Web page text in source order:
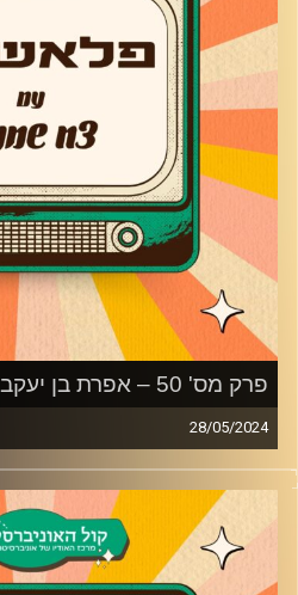
קרדיט תמונות:AudioVersity
פרק מס' 50 – אפרת בן יעקב
28/05/2024
אפרת בן יעקב מגיעה לאולפן
אפשרת בן יעקב חוזרת אל הסדרה
"האי", ומספרת את הסודות
שהעונה השלישית של הסדרה